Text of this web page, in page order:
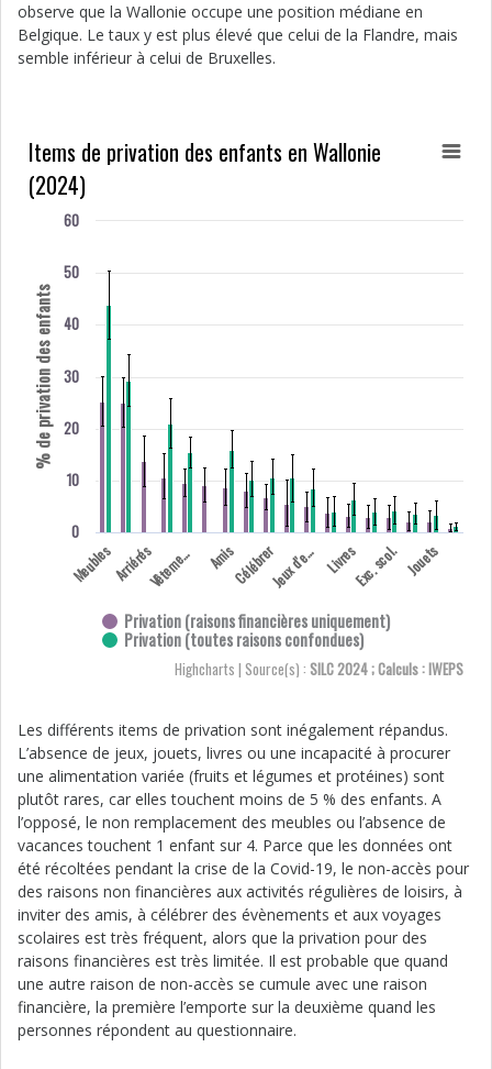
observe que la Wallonie occupe une position médiane en
Belgique. Le taux y est plus élevé que celui de la Flandre, mais
semble inférieur à celui de Bruxelles.
% de privation des enfants
Privation (raisons financières uniquement)
Privation (toutes raisons confondues)
0
10
20
30
40
50
60
Highcharts | Source(s) : SILC 2024 ; Calculs : IWEPS
Items de privation des enfants en Wallonie
(2024)
MeublesArriérés V
ê
t
e
m
e
n
t
s AmisCélébrer J
e
u
x
d'
e
x
t
. LivresExc. scol. Jouets
Les différents items de privation sont inégalement répandus.
L’absence de jeux, jouets, livres ou une incapacité à procurer
une alimentation variée (fruits et légumes et protéines) sont
plutôt rares, car elles touchent moins de 5 % des enfants. A
l’opposé, le non remplacement des meubles ou l’absence de
vacances touchent 1 enfant sur 4. Parce que les données ont
été récoltées pendant la crise de la Covid-19, le non-accès pour
des raisons non financières aux activités régulières de loisirs, à
inviter des amis, à célébrer des évènements et aux voyages
scolaires est très fréquent, alors que la privation pour des
raisons financières est très limitée. Il est probable que quand
une autre raison de non-accès se cumule avec une raison
financière, la première l’emporte sur la deuxième quand les
personnes répondent au questionnaire.